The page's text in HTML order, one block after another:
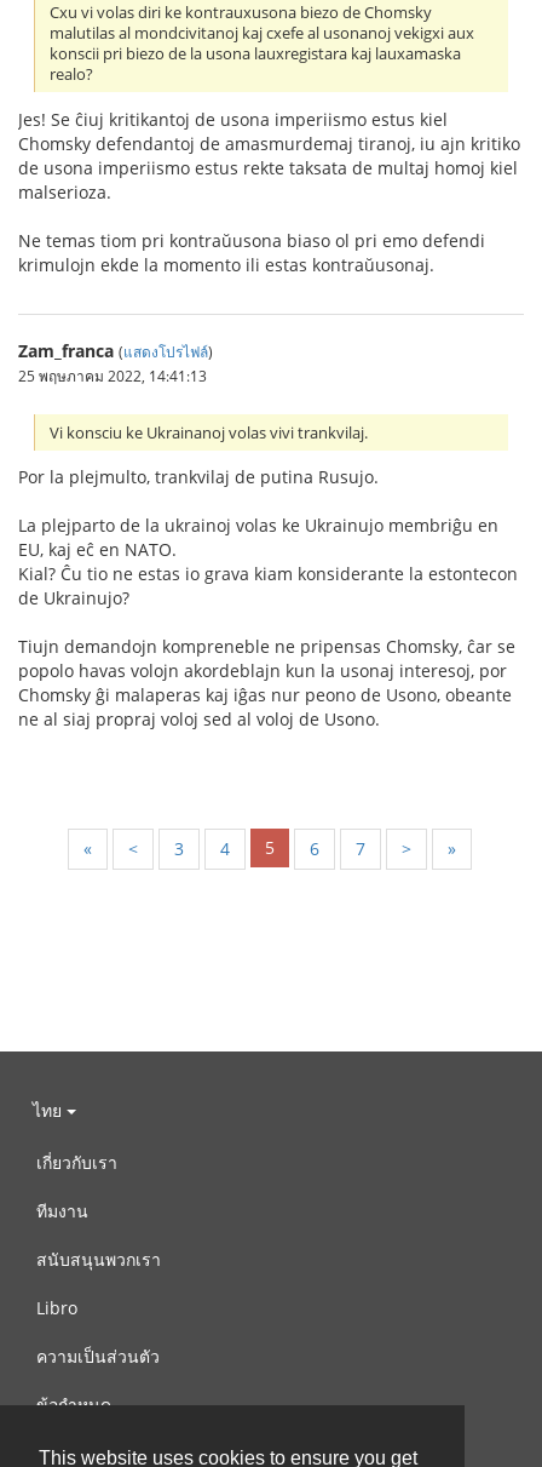
This website uses cookies to ensure you get
Cxu vi volas diri ke kontrauxusona biezo de Chomsky
malutilas al mondcivitanoj kaj cxefe al usonanoj vekigxi aux
konscii pri biezo de la usona lauxregistara kaj lauxamaska
realo?
Jes! Se ĉiuj kritikantoj de usona imperiismo estus kiel
Chomsky defendantoj de amasmurdemaj tiranoj, iu ajn kritiko
de usona imperiismo estus rekte taksata de multaj homoj kiel
malserioza.
Ne temas tiom pri kontraŭusona biaso ol pri emo defendi
krimulojn ekde la momento ili estas kontraŭusonaj.
Zam_franca (แสดงโปรไฟล์)
25 พฤษภาคม 2022, 14:41:13
Vi konsciu ke Ukrainanoj volas vivi trankvilaj.
Por la plejmulto, trankvilaj de putina Rusujo.
La plejparto de la ukrainoj volas ke Ukrainujo membriĝu en
EU, kaj eĉ en NATO.
Kial? Ĉu tio ne estas io grava kiam konsiderante la estontecon
de Ukrainujo?
Tiujn demandojn kompreneble ne pripensas Chomsky, ĉar se
popolo havas volojn akordeblajn kun la usonaj interesoj, por
Chomsky ĝi malaperas kaj iĝas nur peono de Usono, obeante
ne al siaj propraj voloj sed al voloj de Usono.
« < 3 4 5 6 7 > »
ไทย
เกี่ยวกับเรา
ทีมงาน
สนับสนุนพวกเรา
Libro
ความเป็นส่วนตัว
ข้อกำหนด
ติดต่อเรา